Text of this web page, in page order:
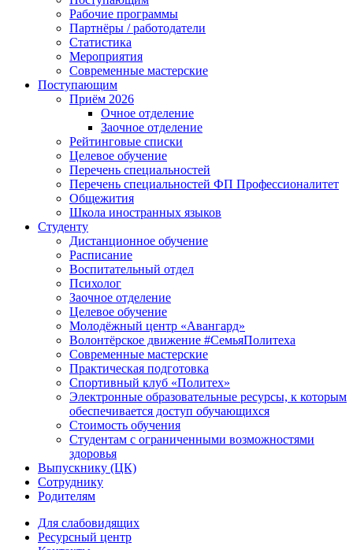
Рабочие программы
Партнёры / работодатели
Статистика
Мероприятия
Современные мастерские
Поступающим
Приём 2026
Очное отделение
Заочное отделение
Рейтинговые списки
Целевое обучение
Перечень специальностей
Перечень специальностей ФП Профессионалитет
Общежития
Школа иностранных языков
Студенту
Дистанционное обучение
Расписание
Воспитательный отдел
Психолог
Заочное отделение
Целевое обучение
Молодёжный центр «Авангард»
Волонтёрское движение #СемьяПолитеха
Современные мастерские
Практическая подготовка
Спортивный клуб «Политех»
Электронные образовательные ресурсы, к которым
обеспечивается доступ обучающихся
Стоимость обучения
Студентам с ограниченными возможностями
здоровья
Выпускнику (ЦК)
Сотруднику
Родителям
Для слабовидящих
Ресурсный центр